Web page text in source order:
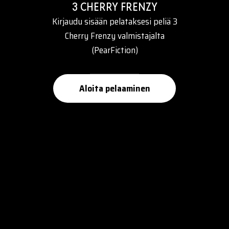
3 CHERRY FRENZY
Kirjaudu sisään pelataksesi peliä 3
Cherry Frenzy valmistajalta
(PearFiction)
Aloita pelaaminen